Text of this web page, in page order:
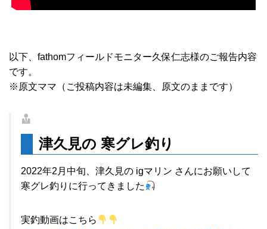
以下、fathomフィールドモニター久保仁志様のご報告内容
です。
※原文ママ（ご投稿内容は未編集、原文のままです）
津久見の 寒グレ釣り
2022年2月中旬、津久見の igマリン さんにお願いして
寒グレ釣りに行ってきました
実釣動画はこちら